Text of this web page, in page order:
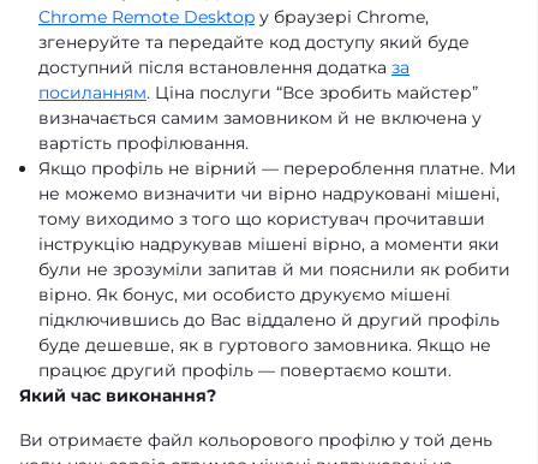
Chrome Remote Desktop у браузері Сhrome,
згенеруйте та передайте код доступу який буде
доступний після встановлення додатка за
посиланням. Ціна послуги “Все зробить майстер”
визначається самим замовником й не включена у
вартість профілювання.
Якщо профіль не вірний — перероблення платне. Ми
не можемо визначити чи вірно надруковані мішені,
тому виходимо з того що користувач прочитавши
інструкцію надрукував мішені вірно, а моменти яки
були не зрозуміли запитав й ми пояснили як робити
вірно. Як бонус, ми особисто друкуємо мішені
підключившись до Вас віддалено й другий профіль
буде дешевше, як в гуртового замовника. Якщо не
працює другий профіль — повертаємо кошти.
Який час виконання?
Ви отримаєте файл кольорового профілю у той день